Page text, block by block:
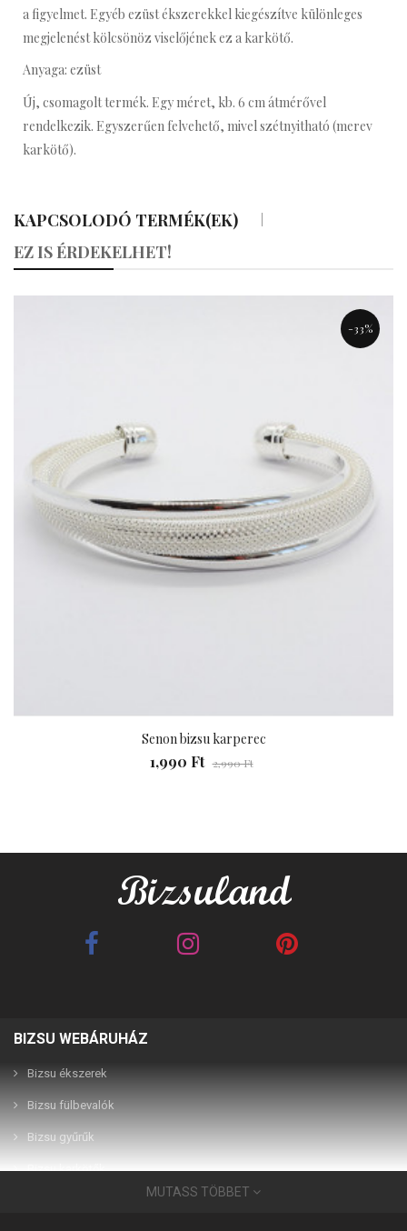
a figyelmet. Egyéb ezüst ékszerekkel kiegészítve különleges
megjelenést kölcsönöz viselőjének ez a karkötő.
Anyaga: ezüst
Új, csomagolt termék. Egy méret, kb. 6 cm átmérővel
rendelkezik. Egyszerűen felvehető, mivel szétnyitható (merev
karkötő).
KAPCSOLODÓ TERMÉK(EK)
EZ IS ÉRDEKELHET!
-33%
Senon bizsu karperec
1,990 Ft 2,990 Ft
Best Friends barna 2in1
2,990 Ft
BIZSU WEBÁRUHÁZ
Bizsu ékszerek
Bizsu fülbevalók
Bizsu gyűrűk
Bizsu karkötők
MUTASS TÖBBET